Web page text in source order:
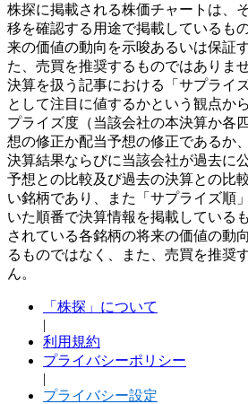
株探に掲載される株価チャートは、
移を確認する用途で掲載しているも
来の価値の動向を示唆あるいは保証
た、売買を推奨するものではありませ
決算を扱う記事における「サプライ
として注目に値するかという観点か
プライズ度（当該会社の本決算か各
想の修正か配当予想の修正であるか
決算結果ならびに当該会社が過去に
予想との比較及び過去の決算との比
い銘柄であり、また「サプライズ順
いた順番で決算情報を掲載している
されている各銘柄の将来の価値の動
るものではなく、また、売買を推奨
ん。
「株探」について
|
利用規約
プライバシーポリシー
|
プライバシー設定